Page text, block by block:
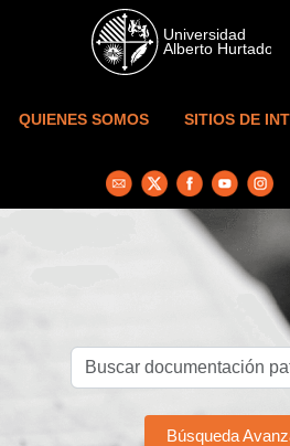
Skip to main content
QUIENES SOMOS SITIOS DE
Búsqueda